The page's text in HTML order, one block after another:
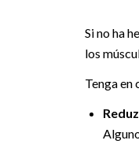
Si no ha
los
Tenga en